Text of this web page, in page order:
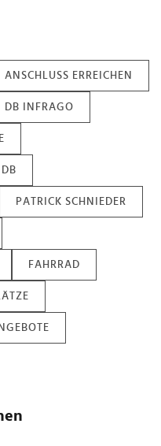
ANSCHLUSS ERREICHEN
DB INFRAGO
PATRICK SCHNIEDER
FAHRRAD